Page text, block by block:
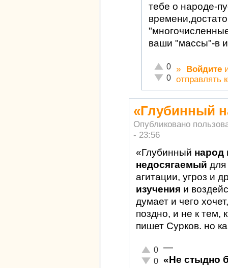
тебе о народе-
ваши "массы"-в
Отлично!
0
Неадекватно!
0
» Войдите
отправлять
«Глубинный
Опубликовано
- 23:56
«Глубинный народ
недосягаемый для
агитации, угроз и
изучения и
думает и чего
поздно, и не к тем,
пишет Сурков. но
Отлично!
0
Неадекватно!
0
—
«Не стыдно